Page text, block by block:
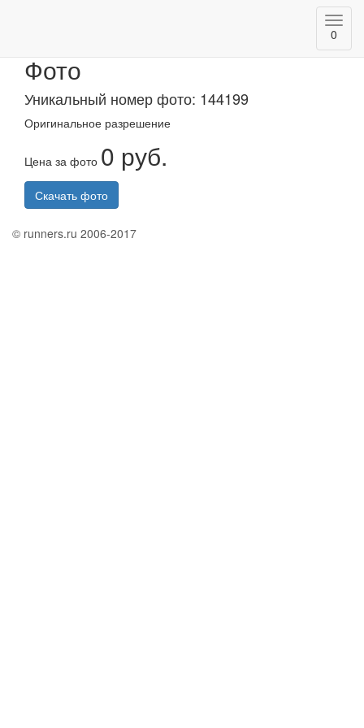
0
Фото
Уникальный номер фото: 144199
Оригинальное разрешение
Цена за фото 0 руб.
Скачать фото
© runners.ru 2006-2017